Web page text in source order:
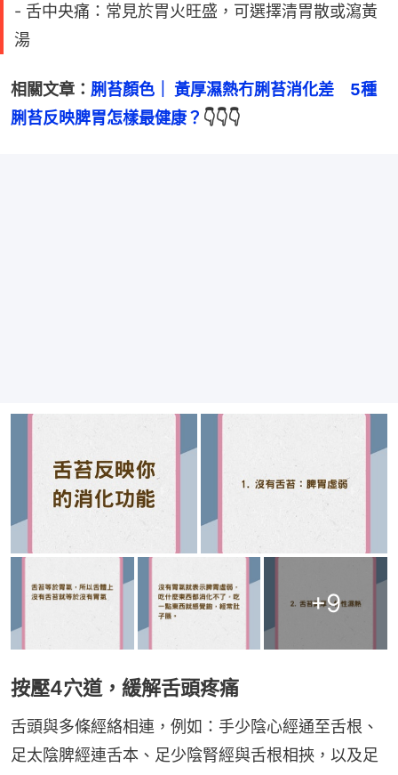
- 舌中央痛：常見於胃火旺盛，可選擇清胃散或瀉黃
湯
相關文章： 脷苔顏色｜ 黃厚濕熱冇脷苔消化差　5種
脷苔反映脾胃怎樣最健康？ 👇👇👇
+9
按壓4穴道，緩解舌頭疼痛
舌頭與多條經絡相連，例如：手少陰心經通至舌根、
足太陰脾經連舌本、足少陰腎經與舌根相挾，以及足